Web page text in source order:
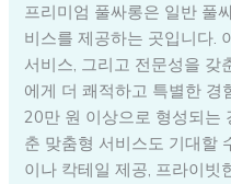
프리미엄 풀싸롱은 일반 풀
비스를 제공하는 곳입니다.
서비스, 그리고 전문성을 갖
에게 더 쾌적하고 특별한 경
20만 원 이상으로 형성되는
춘 맞춤형 서비스도 기대할
이나 칵테일 제공, 프라이빗